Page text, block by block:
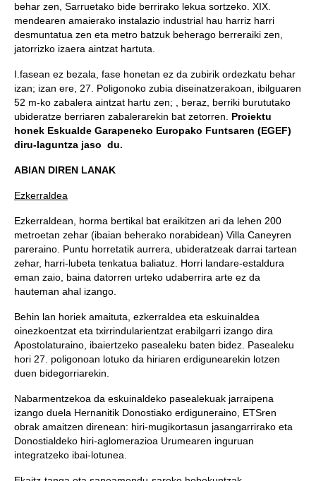
behar zen, Sarruetako bide berrirako lekua sortzeko. XIX.
mendearen amaierako instalazio industrial hau harriz harri
desmuntatua zen eta metro batzuk beherago berreraiki zen,
jatorrizko izaera aintzat hartuta.
I.fasean ez bezala, fase honetan ez da zubirik ordezkatu behar
izan; izan ere, 27. Poligonoko zubia diseinatzerakoan, ibilguaren
52 m-ko zabalera aintzat hartu zen; , beraz, berriki burututako
ubideratze berriaren zabalerarekin bat zetorren. Proiektu
honek Eskualde Garapeneko Europako Funtsaren (EGEF)
diru-laguntza jaso du.
ABIAN DIREN LANAK
Ezkerraldea
Ezkerraldean, horma bertikal bat eraikitzen ari da lehen 200
metroetan zehar (ibaian beherako norabidean) Villa Caneyren
pareraino. Puntu horretatik aurrera, ubideratzeak darrai tartean
zehar, harri-lubeta tenkatua baliatuz. Horri landare-estaldura
eman zaio, baina datorren urteko udaberrira arte ez da
hauteman ahal izango.
Behin lan horiek amaituta, ezkerraldea eta eskuinaldea
oinezkoentzat eta txirrindularientzat erabilgarri izango dira
Apostolaturaino, ibaiertzeko pasealeku baten bidez. Pasealeku
hori 27. poligonoan lotuko da hiriaren erdigunearekin lotzen
duen bidegorriarekin.
Nabarmentzekoa da eskuinaldeko pasealekuak jarraipena
izango duela Hernanitik Donostiako erdiguneraino, ETSren
obrak amaitzen direnean: hiri-mugikortasun jasangarrirako eta
Donostialdeko hiri-aglomerazioa Urumearen inguruan
integratzeko ibai-lotunea.